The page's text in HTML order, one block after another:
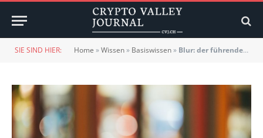
SIE SIND HIER: Home »Wissen» Basiswissen» Blur: der führende NFT-Marktplatz